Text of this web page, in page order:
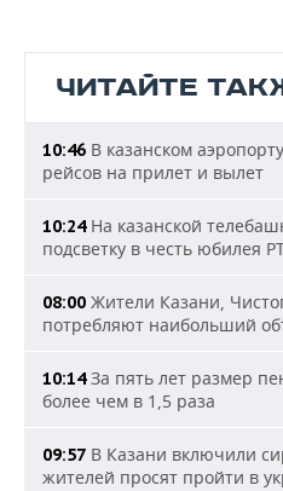
ЧИТАЙТЕ
10:46 В казанском
рейсов на прилет и вылет
10:24На казанской
подсветку в честь юбилея
08:00 Жители Казани,
потребляют наибольший
10:14За пять лет размер
более чем в 1,5 раза
09:57 В Казани включили
жителей просят пройти в